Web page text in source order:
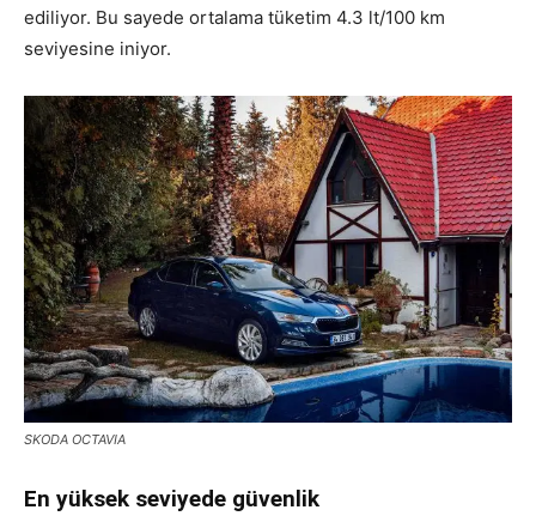
ediliyor. Bu sayede ortalama tüketim 4.3 lt/100 km
seviyesine iniyor.
SKODA OCTAVIA
En yüksek seviyede güvenlik